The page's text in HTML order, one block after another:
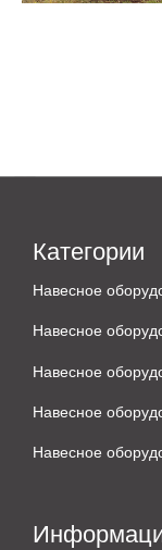
Категории
Навесное
Навесное
Навесное
Навесное
Навесное